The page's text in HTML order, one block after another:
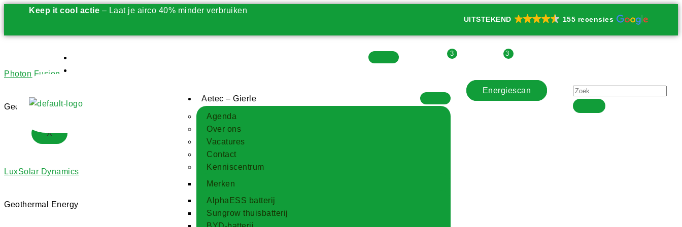
Keep it cool actie – Laat je airco 40% minder verbruiken
UITSTEKEND 155 recensies
Besparen 2.0
X
3 3
Aetec – Gierle
Agenda
Over ons
Vacatures
Contact
Kenniscentrum
Merken
AlphaESS batterij
Sungrow thuisbatterij
Energiescan
Photon Fusion
Geothermal Energy
LuxSolar Dynamics
Geothermal Energy